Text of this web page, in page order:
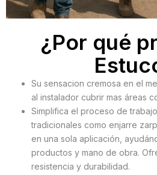
¿Por qué
Su sensacion cremosa en el
al instalador cubrir mas áreas
Simplifica el proceso de
tradicionales como enjarre
en una sola aplicación,
productos y mano de obra.
resistencia y durabilidad.